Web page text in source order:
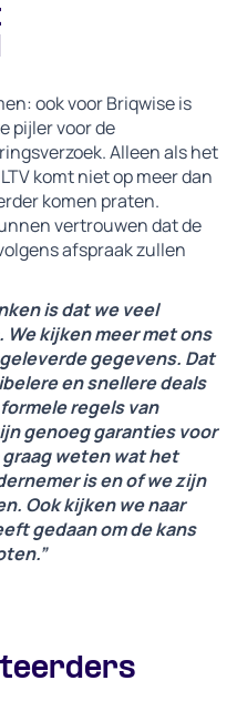
ook voor Briqwise is
pijler voor de
Alleen als het
komt niet op meer dan
komen praten.
vertrouwen dat de
afspraak zullen
is dat we veel
We kijken meer met ons
gegevens. Dat
en snellere deals
regels van
genoeg garanties voor
weten wat het
is en of we zijn
Ook kijken we naar
gedaan om de kans